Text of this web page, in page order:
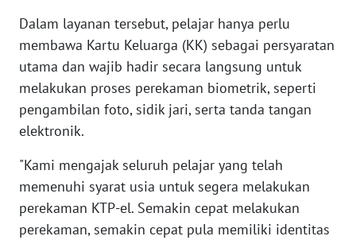
Dalam layanan tersebut, pelajar hanya perlu
membawa Kartu Keluarga (KK) sebagai persyaratan
utama dan wajib hadir secara langsung untuk
melakukan proses perekaman biometrik, seperti
pengambilan foto, sidik jari, serta tanda tangan
elektronik.
"Kami mengajak seluruh pelajar yang telah
memenuhi syarat usia untuk segera melakukan
perekaman KTP-el. Semakin cepat melakukan
perekaman, semakin cepat pula memiliki identitas
WN
NTB
WN
WN
SULBAR